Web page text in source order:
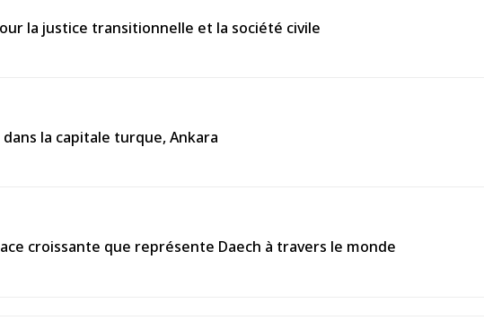
la justice transitionnelle et la société civile
la capitale turque, Ankara
croissante que représente Daech à travers le monde